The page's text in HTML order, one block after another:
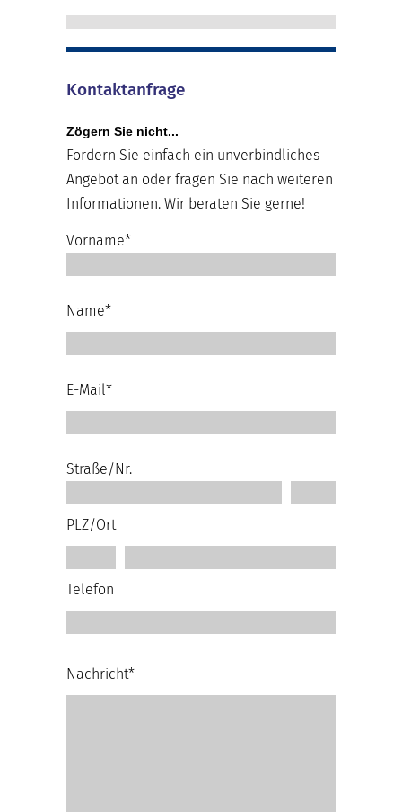
Kontaktanfrage
Zögern Sie nicht...
Fordern Sie einfach ein unverbindliches
Angebot an oder fragen Sie nach weiteren
Informationen. Wir beraten Sie gerne!
Vorname*
Name*
E-Mail*
Straße/Nr.
PLZ/Ort
Telefon
Nachricht*